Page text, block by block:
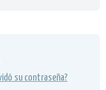
su contraseña?